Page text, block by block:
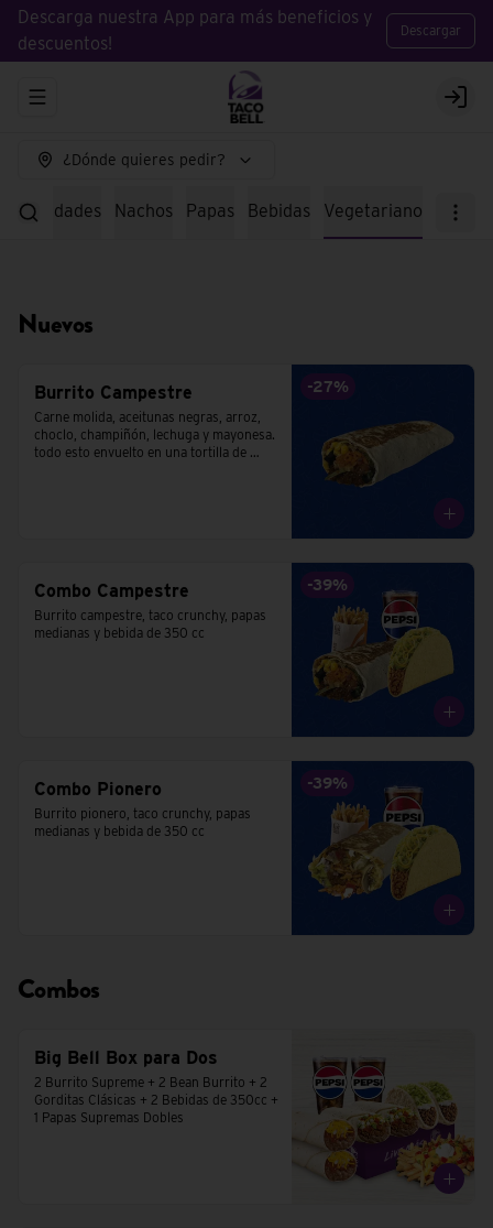
Descarga nuestra App para más beneficios y
descuentos!
Descargar
Abrir menu de navegación Login
¿Dónde quieres pedir?
Nachos Papas Bebidas Vegetariano
Nuevos
-27%
Burrito Campestre
Carne molida, aceitunas negras, arroz,
choclo, champiñón, lechuga y mayonesa.
todo esto envuelto en una tortilla de
-39%
Combo Campestre
Burrito campestre, taco crunchy, papas
medianas y bebida de 350 cc
-39%
Combo Pionero
Burrito pionero, taco crunchy, papas
medianas y bebida de 350 cc
Combos
Big Bell Box para Dos
2 Burrito Supreme + 2 Bean Burrito + 2
Gorditas Clásicas + 2 Bebidas de 350cc +
1 Papas Supremas Dobles